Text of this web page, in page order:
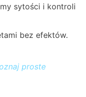
sytości i kontroli
bez efektów.
proste